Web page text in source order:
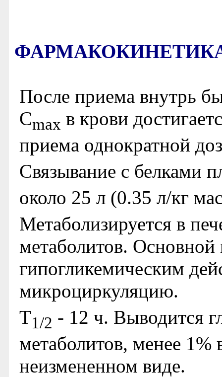
После приема внутрь
Cmax в крови
приема однократной
Связывание с белками
около 25 л (0.35 л/кг
Метаболизируется в
метаболитов. Основной
гипогликемическим
микроциркуляцию.
T1/2 - 12 ч. Выводится
метаболитов, менее 1%
неизмененном виде.